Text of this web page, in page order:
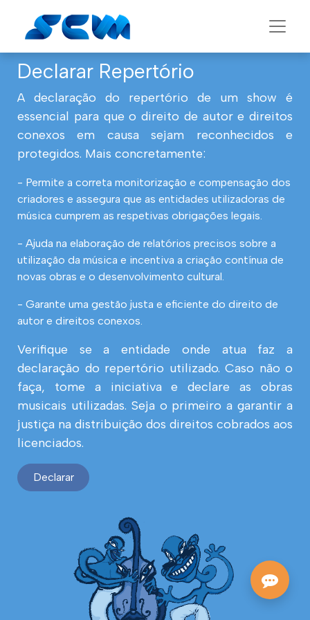
Declarar Repertório
A declaração do repertório de um show é
essencial para que o direito de autor e direitos
conexos em causa sejam reconhecidos e
protegidos. Mais concretamente:
- Permite a correta monitorização e compensação dos
criadores e assegura que as entidades utilizadoras de
música cumprem as respetivas obrigações legais.
- Ajuda na elaboração de relatórios precisos sobre a
utilização da música e incentiva a criação contínua de
novas obras e o desenvolvimento cultural.
- Garante uma gestão justa e eficiente do direito de
autor e direitos conexos.
Verifique se a entidade onde atua faz a
declaração do repertório utilizado. Caso não o
faça, tome a iniciativa e declare as obras
musicais utilizadas. Seja o primeiro a garantir a
justiça na distribuição dos direitos cobrados aos
licenciados.
Declarar